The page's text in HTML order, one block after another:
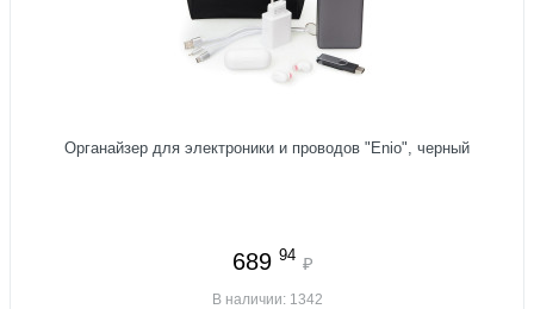
Органайзер для электроники и проводов "Enio", черный
689 94 ₽
В наличии: 1342